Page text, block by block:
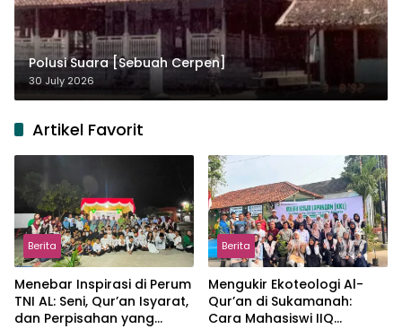
Polusi Suara [Sebuah Cerpen]
30 July 2026
Artikel Favorit
Berita
Menebar Inspirasi di Perum
TNI AL: Seni, Qur’an Isyarat,
dan Perpisahan yang
Berita
Mengukir Ekoteologi Al-
Qur’an di Sukamanah:
Cara Mahasiswi IIQ